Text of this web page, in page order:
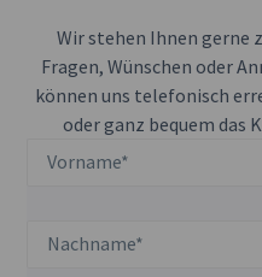
Wir stehen Ihnen gerne
Fragen, Wünschen oder
können uns telefonisch
oder ganz bequem